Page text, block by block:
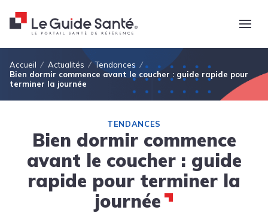
Fil d'Ariane
Accueil Actualités
Tendances
Bien dormir commence avant le coucher : guide rapide pour
terminer la journée
TENDANCES
Bien dormir commence
avant le coucher : guide
rapide pour terminer la
journée